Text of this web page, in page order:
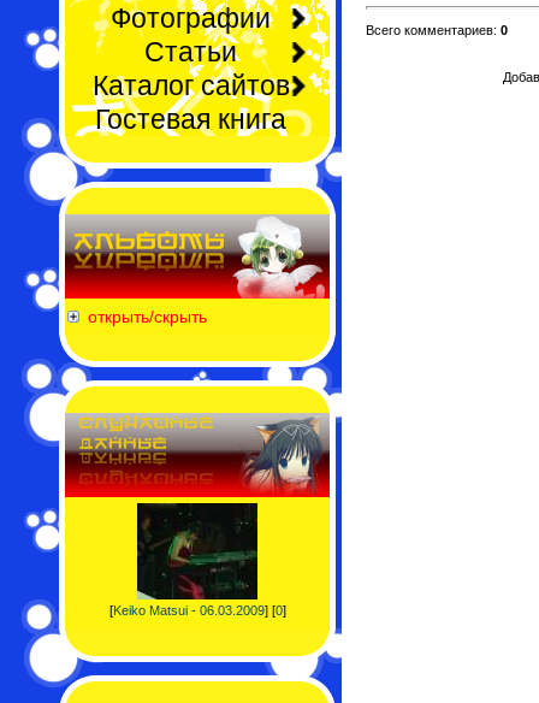
Фотографии
Статьи
Каталог сайтов
Гостевая книга
открыть/скрыть
[Keiko Matsui - 06.03.2009] [0]
Всего комментариев: 0